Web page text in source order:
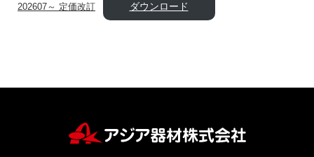
採用情報
202607～ 定価改訂 ダウンロード